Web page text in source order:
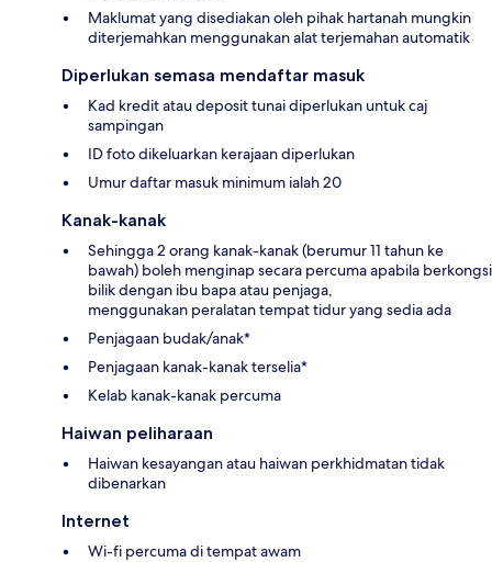
Maklumat yang disediakan oleh pihak hartanah mungkin
diterjemahkan menggunakan alat terjemahan automatik
Diperlukan semasa mendaftar masuk
Kad kredit atau deposit tunai diperlukan untuk caj
sampingan
ID foto dikeluarkan kerajaan diperlukan
Umur daftar masuk minimum ialah 20
Kanak-kanak
Sehingga 2 orang kanak-kanak (berumur 11 tahun ke
bawah) boleh menginap secara percuma apabila berkongsi
bilik dengan ibu bapa atau penjaga,
menggunakan peralatan tempat tidur yang sedia ada
Penjagaan budak/anak*
Penjagaan kanak-kanak terselia*
Kelab kanak-kanak percuma
Haiwan peliharaan
Haiwan kesayangan atau haiwan perkhidmatan tidak
dibenarkan
Internet
Wi-fi percuma di tempat awam